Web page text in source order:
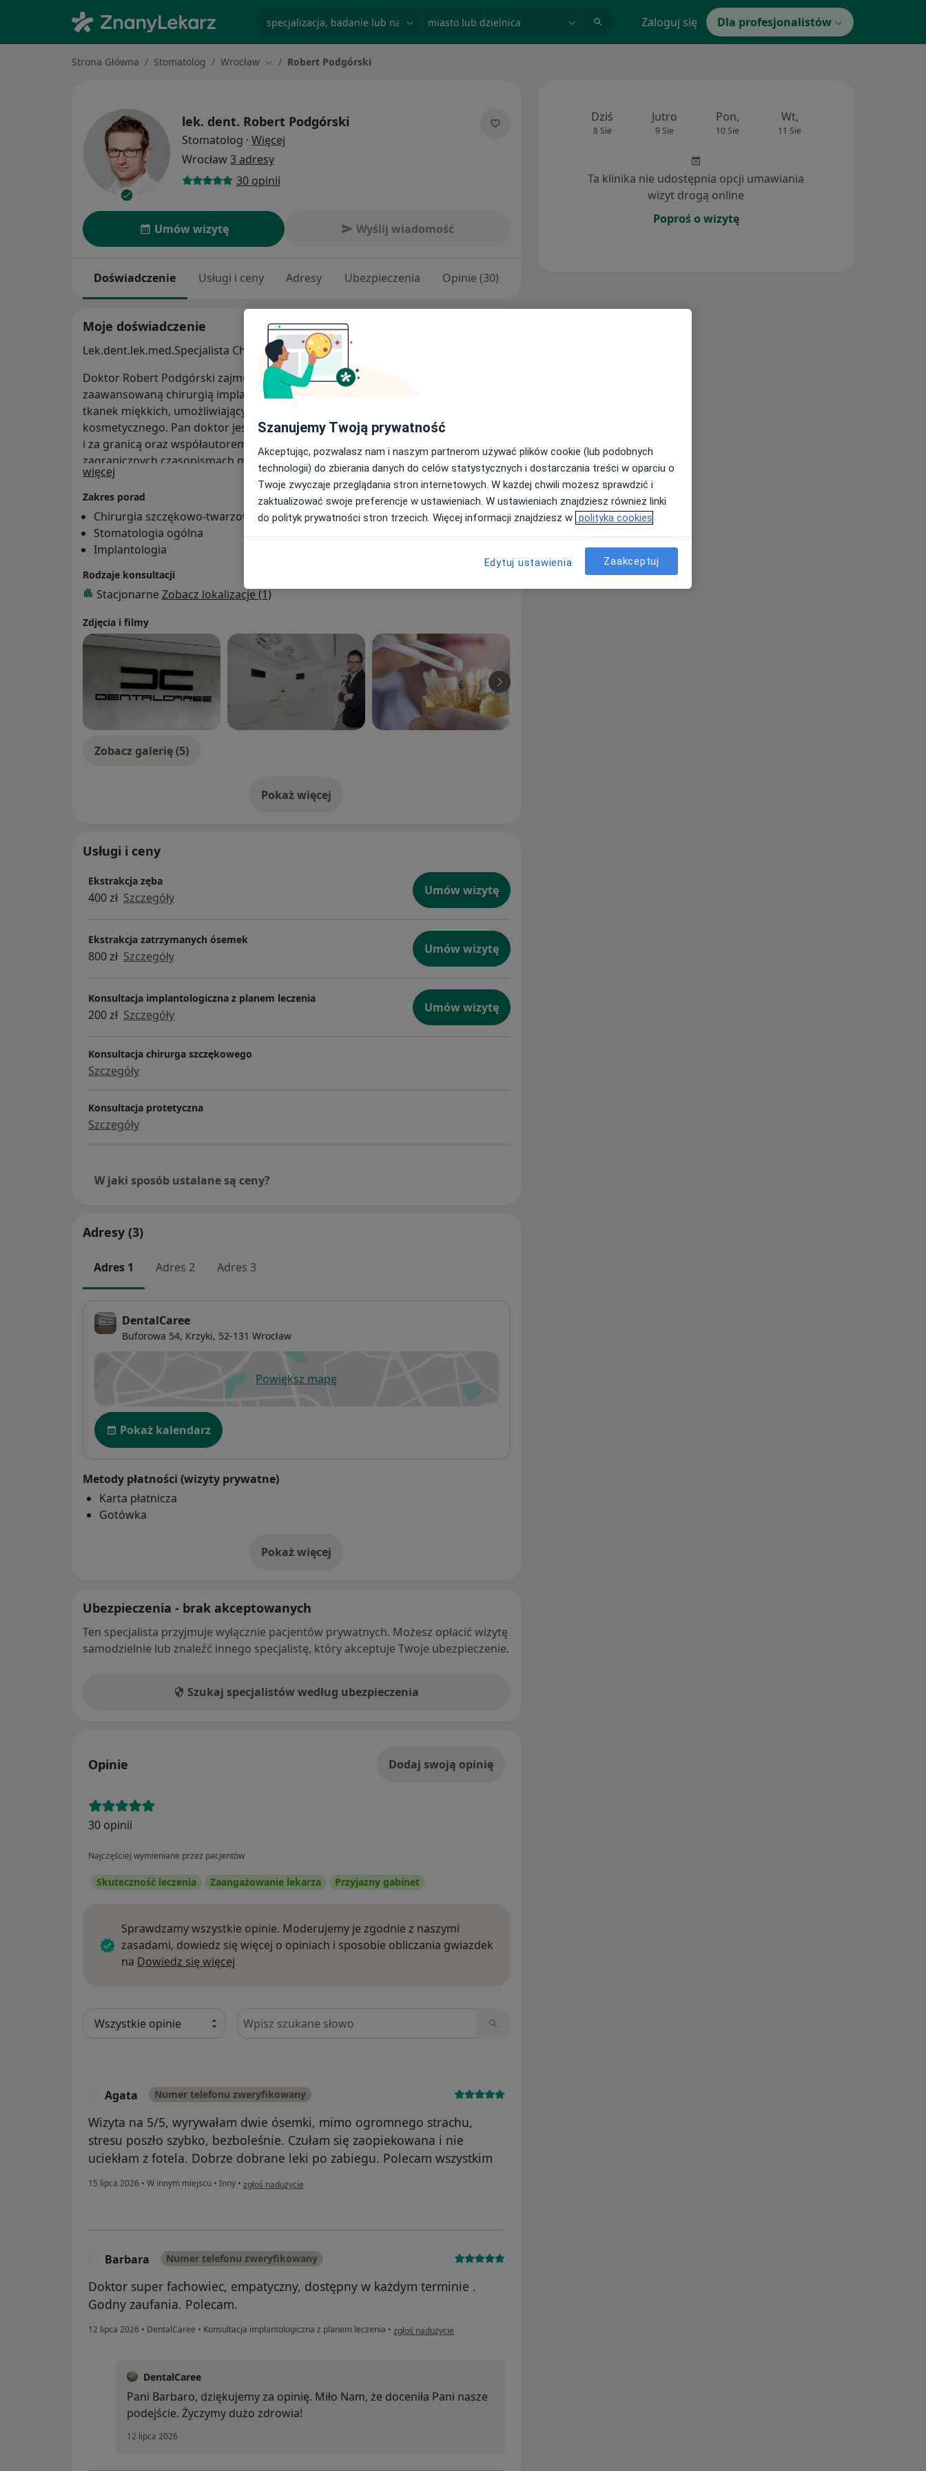
Zaloguj się Dla profesjonalistów
Strona Główna Stomatolog Wrocław Zmień miasto
Robert Podgórski
lek. dent. Robert Podgórski
Stomatolog · Więcej
Wrocław3 adresy
30 opinii
Umów wizytę Wyślij wiadomość
Doświadczenie Usługi i ceny Adresy Ubezpieczenia Opinie (30)
Moje doświadczenie
Lek.dent.lek.med.Specjalista Chirurgii Szczękowo-Twarzowej
Doktor Robert Podgórski zajmuje się głównie chirurgią jamy ustnej,
zaawansowaną chirurgią implantologiczną oraz zabiegami regeneracji kości oraz
tkanek miękkich, umożliwiającymi uzyskanie optymalnego efektu
kosmetycznego. Pan doktor jest uczestnikiem wielu prestiżowych kursów w kraju
i za granicą oraz współautorem publikacji naukowych w krajowych i
zagranicznych czasopismach medycznych
więcej
Zakres porad
Chirurgia szczękowo-twarzowa
Stomatologia ogólna
Implantologia
Rodzaje konsultacji
Stacjonarne Zobacz lokalizacje (1)
Zdjęcia i filmy
Zobacz galerię (5)
Pokaż więcejo doświadczeniu
Usługi i ceny
Ekstrakcja zęba
400 zł Szczegóły Umów wizytę
Ekstrakcja zatrzymanych ósemek
800 zł Szczegóły Umów wizytę
Konsultacja implantologiczna z planem leczenia
200 zł Szczegóły Umów wizytę
Konsultacja chirurga szczękowego
Szczegóły
Konsultacja protetyczna
Szczegóły
W jaki sposób ustalane są ceny?
Adresy (3)
Adres 1 Adres 2 Adres 3
DentalCaree
Buforowa 54, Krzyki, 52-131 Wrocław
Powiększ mapęotwiera się w nowej karcie
Dostępność
Pokaż kalendarz
Metody płatności (wizyty prywatne)
Karta płatnicza
Gotówka
Pokaż więcej
o adresie
Ubezpieczenia - brak akceptowanych
Ten specjalista przyjmuje wyłącznie pacjentów prywatnych. Możesz opłacić wizytę
samodzielnie lub znaleźć innego specjalistę, który akceptuje Twoje ubezpieczenie.
Szukaj specjalistów według ubezpieczenia
Opinie Dodaj swoją opinię
30 opinii
Najczęściej wymieniane przez pacjentów
Skuteczność leczenia Zaangażowanie lekarza Przyjazny gabinet
Sprawdzamy wszystkie opinie. Moderujemy je zgodnie z naszymi
zasadami, dowiedz się więcej o opiniach i sposobie obliczania gwiazdek
na Dowiedz się więcej
Szukaj w opiniach
Agata Numer telefonu zweryfikowany
Wizyta na 5/5, wyrywałam dwie ósemki, mimo ogromnego strachu,
stresu poszło szybko, bezboleśnie. Czułam się zaopiekowana i nie
uciekłam z fotela. Dobrze dobrane leki po zabiegu. Polecam wszystkim
15 lipca 2026 • W innym miejscu • Inny • w opinii użytkownika Agata
zgłoś nadużycie
Barbara Numer telefonu zweryfikowany
Doktor super fachowiec, empatyczny, dostępny w każdym terminie .
Godny zaufania. Polecam.
12 lipca 2026 • DentalCaree • Konsultacja implantologiczna z planem leczenia • w opinii użytkownika Barbara
zgłoś nadużycie
DentalCaree
Pani Barbaro, dziękujemy za opinię. Miło Nam, że doceniła Pani nasze
podejście. Życzymy dużo zdrowia!
12 lipca 2026
Dziś
8 Sie
Jutro
9 Sie
Pon,
10 Sie
Wt,
11 Sie
Ta klinika nie udostępnia opcji umawiania
wizyt drogą online
Poproś o wizytę
Szanujemy Twoją prywatność
Akceptując, pozwalasz nam i naszym partnerom używać plików cookie (lub podobnych
technologii) do zbierania danych do celów statystycznych i dostarczania treści w oparciu o
Twoje zwyczaje przeglądania stron internetowych. W każdej chwili możesz sprawdzić i
zaktualizować swoje preferencje w ustawieniach. W ustawieniach znajdziesz również linki
do polityk prywatności stron trzecich. Więcej informacji znajdziesz w polityka cookies
Edytuj ustawienia Zaakceptuj